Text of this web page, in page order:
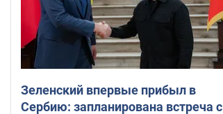
Зеленский впервые прибыл в
Сербию: запланирована встреча с